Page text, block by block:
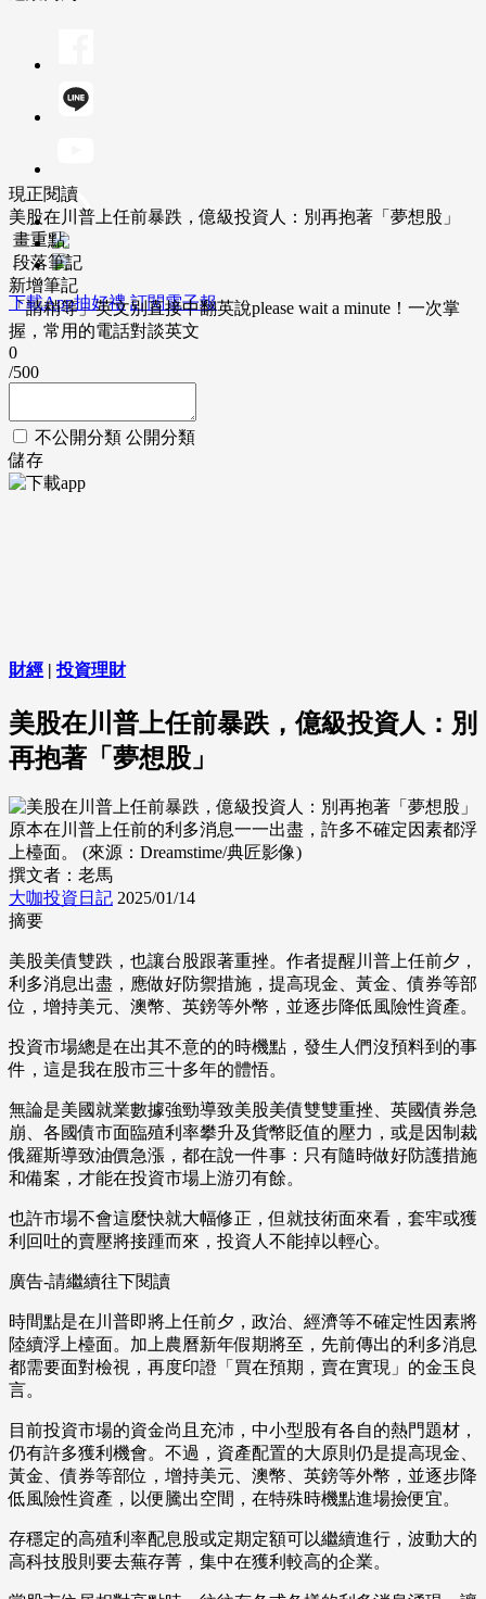
下載App抽好禮 訂閱電子報
現正閱讀
美股在川普上任前暴跌，億級投資人：別再抱著「夢想股」
畫重點
段落筆記
新增筆記
「請稍等」英文別直接中翻英說please wait a minute！一次掌
握，常用的電話對談英文
0
/500
不公開分類 公開分類
儲存
財經 | 投資理財
美股在川普上任前暴跌，億級投資人：別
再抱著「夢想股」
原本在川普上任前的利多消息一一出盡，許多不確定因素都浮
上檯面。 (來源：Dreamstime/典匠影像)
撰文者：老馬
大咖投資日記 2025/01/14
摘要
美股美債雙跌，也讓台股跟著重挫。作者提醒川普上任前夕，
利多消息出盡，應做好防禦措施，提高現金、黃金、債券等部
位，增持美元、澳幣、英鎊等外幣，並逐步降低風險性資產。
投資市場總是在出其不意的的時機點，發生人們沒預料到的事
件，這是我在股市三十多年的體悟。
無論是美國就業數據強勁導致美股美債雙雙重挫、英國債券急
崩、各國債市面臨殖利率攀升及貨幣貶值的壓力，或是因制裁
俄羅斯導致油價急漲，都在說一件事：只有隨時做好防護措施
和備案，才能在投資市場上游刃有餘。
也許市場不會這麼快就大幅修正，但就技術面來看，套牢或獲
利回吐的賣壓將接踵而來，投資人不能掉以輕心。
廣告-請繼續往下閱讀
時間點是在川普即將上任前夕，政治、經濟等不確定性因素將
陸續浮上檯面。加上農曆新年假期將至，先前傳出的利多消息
都需要面對檢視，再度印證「買在預期，賣在實現」的金玉良
言。
目前投資市場的資金尚且充沛，中小型股有各自的熱門題材，
仍有許多獲利機會。不過，資產配置的大原則仍是提高現金、
黃金、債券等部位，增持美元、澳幣、英鎊等外幣，並逐步降
低風險性資產，以便騰出空間，在特殊時機點進場撿便宜。
存穩定的高殖利率配息股或定期定額可以繼續進行，波動大的
高科技股則要去蕪存菁，集中在獲利較高的企業。